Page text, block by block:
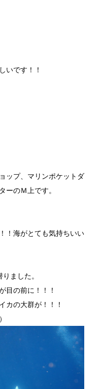
いです！！
ップ、マリンポケットダ
ーのＭ上です。
！海がとても気持ちいい
ました。
目の前に！！！
カの大群が！！！